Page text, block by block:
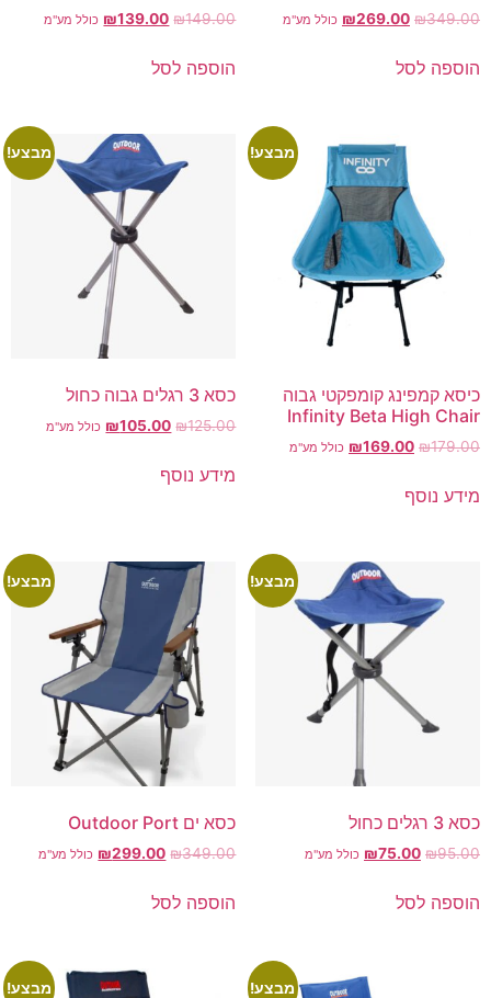
₪349.00
₪269.00 כולל מע"מ
הוספה לסל
₪149.00
₪139.00 כולל מע"מ
הוספה לסל
מבצע!
כיסא קמפינג קומפקטי גבוה
Infinity Beta High Chair
₪179.00
₪169.00 כולל מע"מ
מידע נוסף
מבצע!
כסא 3 רגלים גבוה כחול
₪125.00
₪105.00 כולל מע"מ
מידע נוסף
מבצע!
כסא 3 רגלים כחול
₪95.00
₪75.00 כולל מע"מ
הוספה לסל
מבצע!
כסא ים Outdoor Port
₪349.00
₪299.00 כולל מע"מ
הוספה לסל
מבצע! מבצע!